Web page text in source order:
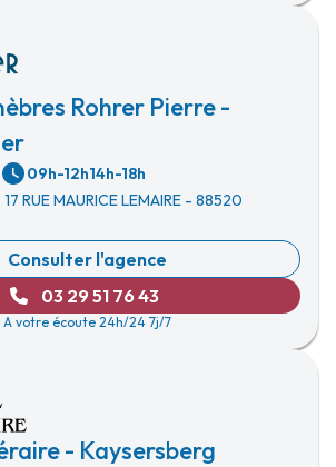
Rohrer Pierre -
09h-12h14h-18h
17 RUE MAURICE LEMAIRE - 88520
Consulter l'agence
03 29 51 76 43
A votre écoute 24h/24 7j/7
- Kaysersberg